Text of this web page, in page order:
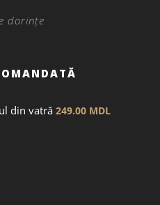
dorințe
din vatră 249.00 MDL